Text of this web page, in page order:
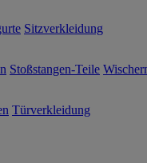
Sitzverkleidung
Stoßstangen-Teile
Türverkleidung